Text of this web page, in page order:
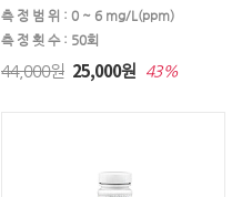
측 정 범 위 : 0 ~ 6 mg/L(ppm)
측 정 횟 수 : 50회
44,000원 25,000원 43%